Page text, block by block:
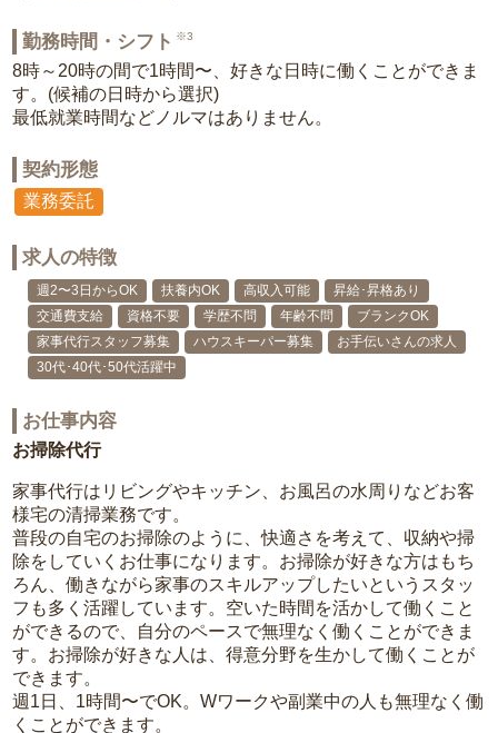
勤務時間・シフト ※3
8時～20時の間で1時間〜、好きな日時に働くことができま
す。(候補の日時から選択)
最低就業時間などノルマはありません。
契約形態
業務委託
求人の特徴
週2〜3日からOK 扶養内OK 高収入可能
昇給･昇格あり
交通費支給
資格不要 学歴不問 年齢不問
ブランクOK
家事代行スタッフ募集
ハウスキーパー募集
お手伝いさんの求人
30代･40代･50代活躍中
お仕事内容
お掃除代行
家事代行はリビングやキッチン、お風呂の水周りなどお客
様宅の清掃業務です。
普段の自宅のお掃除のように、快適さを考えて、収納や掃
除をしていくお仕事になります。お掃除が好きな方はもち
ろん、働きながら家事のスキルアップしたいというスタッ
フも多く活躍しています。空いた時間を活かして働くこと
ができるので、自分のペースで無理なく働くことができま
す。お掃除が好きな人は、得意分野を生かして働くことが
できます。
週1日、1時間〜でOK。Wワークや副業中の人も無理なく働
くことができます。